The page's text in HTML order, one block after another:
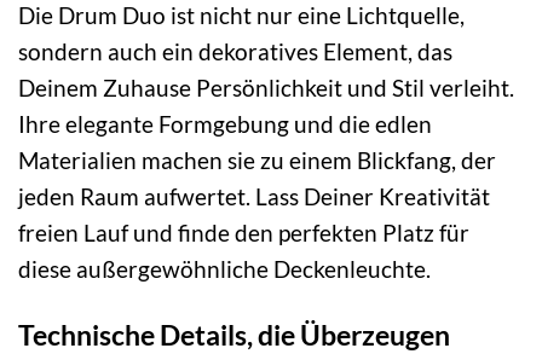
Die Drum Duo ist nicht nur eine Lichtquelle,
sondern auch ein dekoratives Element, das
Deinem Zuhause Persönlichkeit und Stil verleiht.
Ihre elegante Formgebung und die edlen
Materialien machen sie zu einem Blickfang, der
jeden Raum aufwertet. Lass Deiner Kreativität
freien Lauf und finde den perfekten Platz für
diese außergewöhnliche Deckenleuchte.
Technische Details, die Überzeugen